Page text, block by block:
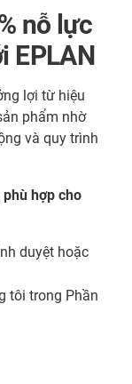
nỗ lực
EPLAN
lợi từ hiệu
phẩm nhờ
và quy trình
hợp cho
duyệt hoặc
tôi trong Phần